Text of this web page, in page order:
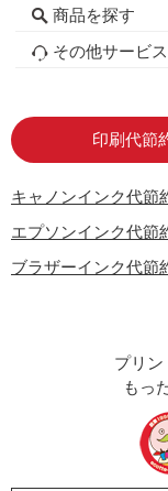
商品を探す
初心者用セット
キャノンインク
エプソンインク
ブラザーインク
詰め替えインク
互換インクボト
互換インクカー
再生インクカー
トナーカートリ
その他サービス
印刷代節
キャノンインク代節
エプソンインク代節
ブラザーインク代節
プリン
もっ